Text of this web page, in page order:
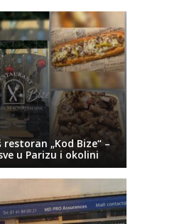
„Kod Bize“ –
u Parizu i okolini